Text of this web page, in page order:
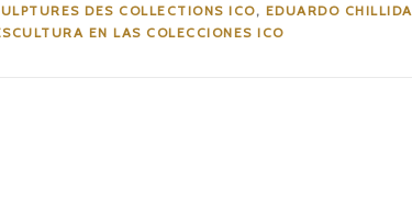
DES COLLECTIONS ICO, EDUARDO CHILLIDA
EN LAS COLECCIONES ICO